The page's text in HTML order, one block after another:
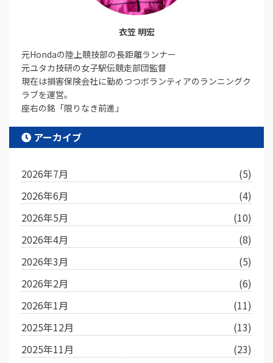
衣笠 明宏
元Hondaの陸上競技部の長距離ランナー
元ユタカ技研の女子駅伝競走部団監督
現在は損害保険会社に勤めつつボランティアのランニングク
ラブを運営。
座右の銘「限りなき前進」
アーカイブ
2026年7月
(5)
2026年6月
(4)
2026年5月
(10)
2026年4月
(8)
2026年3月
(5)
2026年2月
(6)
2026年1月
(11)
2025年12月
(13)
2025年11月
(23)